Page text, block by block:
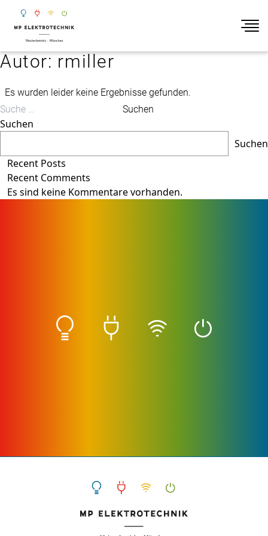
Zum Inhalt springen
Autor: rmiller
Es wurden leider keine Ergebnisse gefunden.
Suchen nach:
Suchen
Suchen
Suchen
Recent Posts
Recent Comments
Es sind keine Kommentare vorhanden.